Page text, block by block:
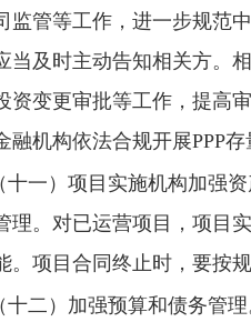
监管等工作，进一步规范
当及时主动告知相关方。
资变更审批等工作，提高
融机构依法合规开展PPP存
十一）项目实施机构加强资
理。对已运营项目，项目
。项目合同终止时，要按
十二）加强预算和债务管理